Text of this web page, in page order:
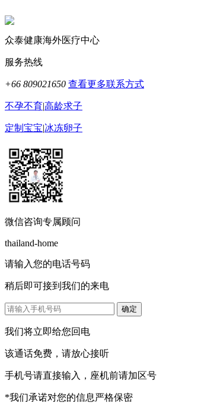
众泰健康海外医疗中心
服务热线
+66 809021650 查看更多联系方式
不孕不育|高龄求子
定制宝宝|冰冻卵子
微信咨询专属顾问
thailand-home
请输入您的电话号码
稍后即可接到我们的来电
我们将立即给您回电
该通话免费，请放心接听
手机号请直接输入，座机前请加区号
*我们承诺对您的信息严格保密